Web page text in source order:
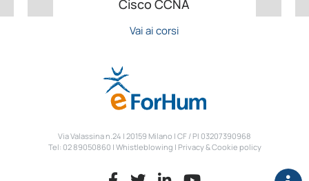
Cisco CCNA
Vai ai corsi
Via Valassina n.24 | 20159 Milano | CF / PI 03207390968
Tel: 02 89050860 | Whistleblowing | Privacy & Cookie policy